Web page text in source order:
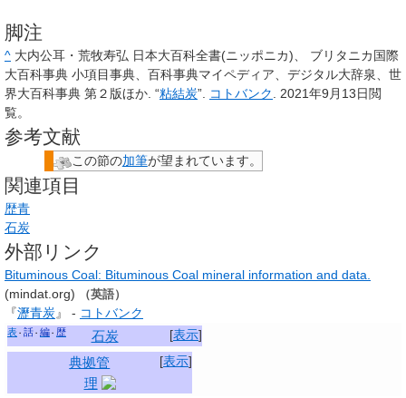
脚注
^ 大内公耳・荒牧寿弘 日本大百科全書(ニッポニカ)、 ブリタニカ国際
大百科事典 小項目事典、百科事典マイペディア、デジタル大辞泉、世
界大百科事典 第２版ほか. “粘結炭”. コトバンク 2021年9月13日閲
覧。
参考文献
この節の加筆が望まれています。
関連項目
歴青
石炭
外部リンク
Bituminous Coal: Bituminous Coal mineral information and data.
(mindat.org)
（英語）
『瀝青炭』 - コトバンク
[表示]
表 話 編 歴 石炭
[表示]
典拠管
理